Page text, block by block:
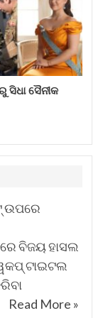
ଚାରି…
ଗିରଫ
ଦେବାଶିଷ
‘ମଦୁଆ, ଗୁଣ୍ଡା,
ସେ
ସିଧା ସୈନୀକ
ଉପରେ
ବିଜୟ ହାସଲ
ଟାଇଟଲ
Read More »